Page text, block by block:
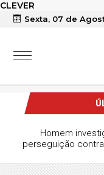
CLEVER
Sexta, 07 de
Homem
perseguição